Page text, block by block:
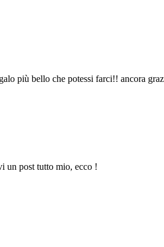
più bello che potessi farci!! ancora
un post tutto mio, ecco !